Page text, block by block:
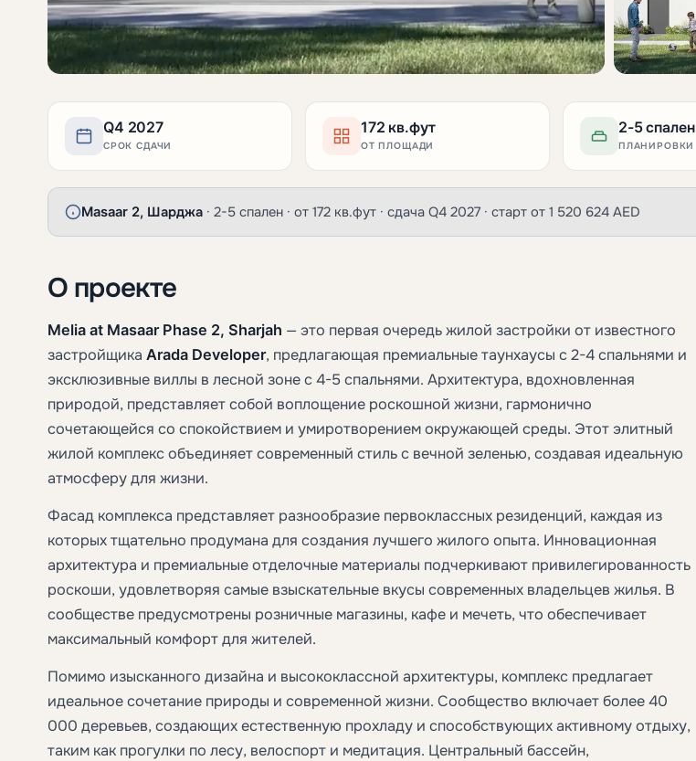
Q4 2027
СРОК СДАЧИ
172 кв.фут
ОТ ПЛОЩАДИ
2-5 спален
ПЛАНИРОВКИ
Masaar 2, Шарджа · 2-5 спален · от 172 кв.фут · сдача Q4 2027 · старт от 1 520 624 AED
О проекте
Melia at Masaar Phase 2, Sharjah — это первая очередь жилой застройки от известного
застройщика Arada Developer, предлагающая премиальные таунхаусы с 2-4 спальнями и
эксклюзивные виллы в лесной зоне с 4-5 спальнями. Архитектура, вдохновленная
природой, представляет собой воплощение роскошной жизни, гармонично
сочетающейся со спокойствием и умиротворением окружающей среды. Этот элитный
жилой комплекс объединяет современный стиль с вечной зеленью, создавая идеальную
атмосферу для жизни.
Фасад комплекса представляет разнообразие первоклассных резиденций, каждая из
которых тщательно продумана для создания лучшего жилого опыта. Инновационная
архитектура и премиальные отделочные материалы подчеркивают привилегированность
роскоши, удовлетворяя самые взыскательные вкусы современных владельцев жилья. В
сообществе предусмотрены розничные магазины, кафе и мечеть, что обеспечивает
максимальный комфорт для жителей.
Помимо изысканного дизайна и высококлассной архитектуры, комплекс предлагает
идеальное сочетание природы и современной жизни. Сообщество включает более 40
000 деревьев, создающих естественную прохладу и способствующих активному отдыху,
таким как прогулки по лесу, велоспорт и медитация. Центральный бассейн,